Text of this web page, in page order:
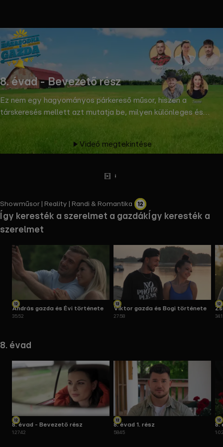
page
8. évad - Bevezető rész
Ez nem egy hagyományos párkereső műsor, hiszen a
társkeresés mellett azt mutatja be, milyen különleges és
kapcsolódnak az állattartással járó teendők és a
mezőgazdasági munkák, amihez egy gazdának vagy
a mindennapokból. © RTL Magyarország
Videó megtekintése
Előzetes
Showműsor | Reality | Randi & Romantika​
Így keresték a szerelmet a gazdák Így keresték a
szerelmet
András gazda és Évi története
35:52
Viktor gazda és Bogi története
27:58
8. évad
8. évad - Bevezető rész
1:27:42
8. évad 1. rész
58:45
8.